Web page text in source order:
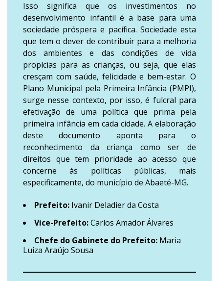
Isso significa que os investimentos no
desenvolvimento infantil é a base para uma
sociedade próspera e pacífica. Sociedade esta
que tem o dever de contribuir para a melhoria
dos ambientes e das condições de vida
propícias para as crianças, ou seja, que elas
cresçam com saúde, felicidade e bem-estar. O
Plano Municipal pela Primeira Infância (PMPI),
surge nesse contexto, por isso, é fulcral para
efetivação de uma política que prima pela
primeira infância em cada cidade. A elaboração
deste documento aponta para o
reconhecimento da criança como ser de
direitos que tem prioridade ao acesso que
concerne às políticas públicas, mais
especificamente, do município de Abaeté-MG.
Prefeito: Ivanir Deladier da Costa
Vice-Prefeito:Carlos Amador Álvares
Chefe do Gabinete do Prefeito: Maria
Luiza Araújo Sousa